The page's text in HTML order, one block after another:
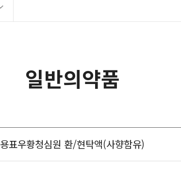
일반의약품
용표우황청심원 환/현탁액(사향함유)